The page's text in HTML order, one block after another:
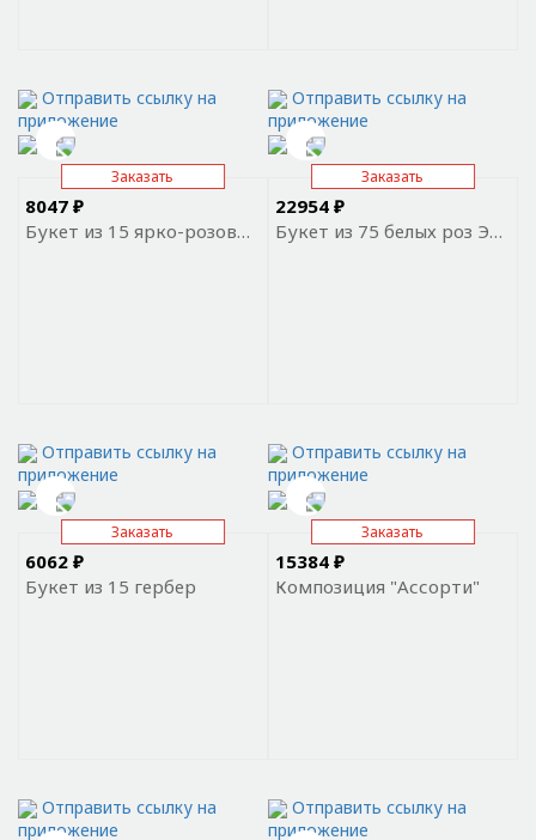
Отправить ссылку на
приложение
Отправить ссылку на
приложение
Заказать
8047 ₽
Букет из 15 ярко-розовых роз Премиум Эквадор
Отправить ссылку на
приложение
Заказать
22954 ₽
Букет из 75 белых роз Эквадор
Отправить ссылку на
приложение
Заказать
6062 ₽
Букет из 15 гербер
Отправить ссылку на
приложение
Заказать
15384 ₽
Композиция "Ассорти"
Отправить ссылку на
приложение